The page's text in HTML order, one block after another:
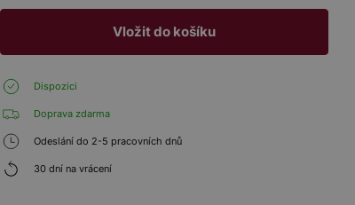
Vložit do košíku
Dispozici
Doprava zdarma
Odeslání do 2-5 pracovních dnů
30 dní na vrácení